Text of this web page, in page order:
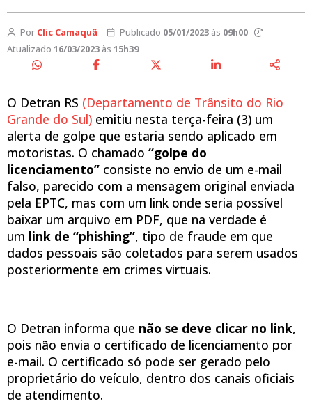
Por Clic Camaquã Publicado 05/01/2023às 09h00
Atualizado 16/03/2023 às 15h39
O Detran RS (Departamento de Trânsito do Rio
Grande do Sul) emitiu nesta terça-feira (3) um
alerta de golpe que estaria sendo aplicado em
motoristas. O chamado “golpe do
licenciamento” consiste no envio de um e-mail
falso, parecido com a mensagem original enviada
pela EPTC, mas com um link onde seria possível
baixar um arquivo em PDF, que na verdade é
um link de “phishing”, tipo de fraude em que
dados pessoais são coletados para serem usados
posteriormente em crimes virtuais.
O Detran informa que não se deve clicar no link,
pois não envia o certificado de licenciamento por
e-mail. O certificado só pode ser gerado pelo
proprietário do veículo, dentro dos canais oficiais
de atendimento.